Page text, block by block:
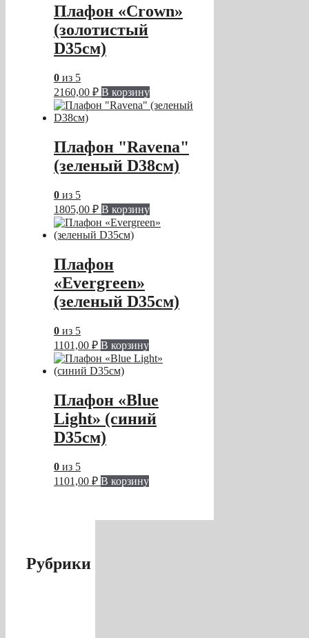
Плафон «Crown»
(золотистый
D35см)
0 из 5
2160,00 ₽ В корзину
Плафон "Ravena"
(зеленый D38см)
0 из 5
1805,00 ₽ В корзину
Плафон
«Evergreen»
(зеленый D35см)
0 из 5
1101,00 ₽ В корзину
Плафон «Blue
Light» (синий
D35см)
0 из 5
1101,00 ₽ В корзину
Рубрики